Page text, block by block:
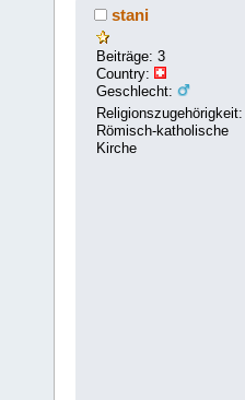
stani
Beiträge: 3
Country:
Geschlecht:
Religionszugehörigkeit:
Römisch-katholische
Kirche